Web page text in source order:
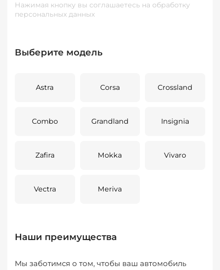
Нажимая кнопку вы соглашаетесь на обработку
персональных данных
Выберите модель
Astra Corsa Crossland
Combo Grandland Insignia
Zafira Mokka Vivaro
Vectra Meriva
Наши преимущества
Мы заботимся о том, чтобы ваш автомобиль